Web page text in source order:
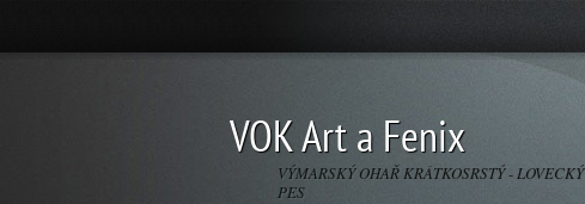
VOK Art a Fenix
VÝMARSKÝ OHAŘ KRÁTKOSRSTÝ - LOVECKÝ
PES